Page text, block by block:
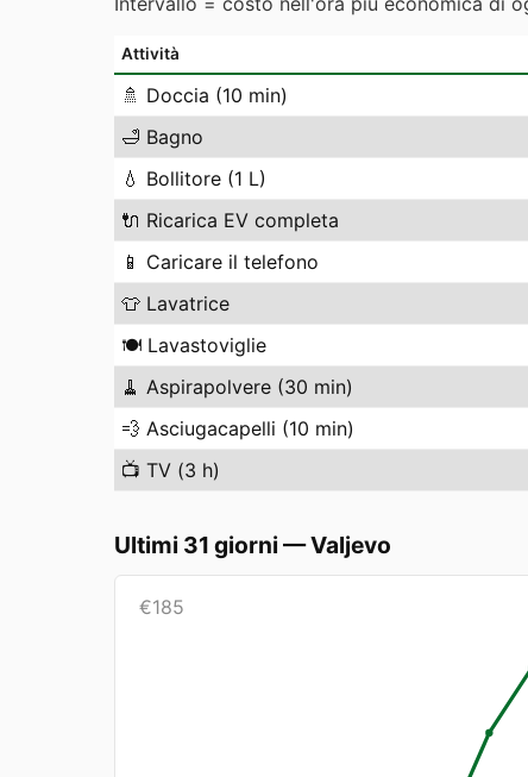
Attività
🚿 Doccia (10 min)
🛁 Bagno
💧 Bollitore (1 L)
🔌 Ricarica EV completa
📱 Caricare il telefono
👕 Lavatrice
🍽️ Lavastoviglie
🧹 Aspirapolvere (30 min)
💨 Asciugacapelli (10 min)
📺 TV (3 h)
Ultimi 31 giorni —Valjevo
€185